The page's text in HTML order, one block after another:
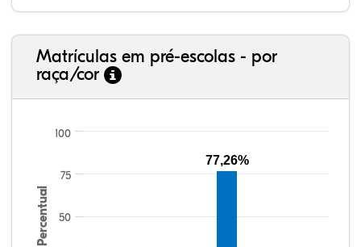
Matrículas em pré-escolas - por
raça/cor
Percentual
100
50
75
77,26%